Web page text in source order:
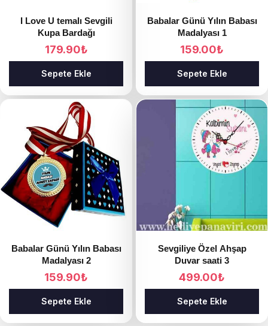
I Love U temalı Sevgili
Kupa Bardağı
179.90₺
Sepete Ekle
Babalar Günü Yılın Babası
Madalyası 1
159.00₺
Sepete Ekle
Babalar Günü Yılın Babası
Madalyası 2
159.90₺
Sepete Ekle
Sevgiliye Özel Ahşap
Duvar saati 3
499.00₺
Sepete Ekle